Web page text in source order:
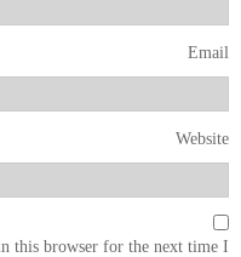
Email
Website
this browser for the next time I